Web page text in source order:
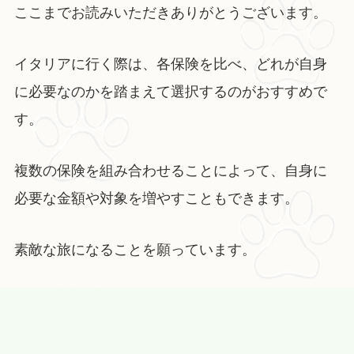
ここまでお読みいただきありがとうございます。
イタリアに行く際は、各保険を比べ、どれが自身
に必要なのかを踏まえて選択するのがおすすめで
す。
複数の保険を組み合わせることによって、自身に
必要な金額や対象を増やすこともできます。
素敵な旅になることを願っています。